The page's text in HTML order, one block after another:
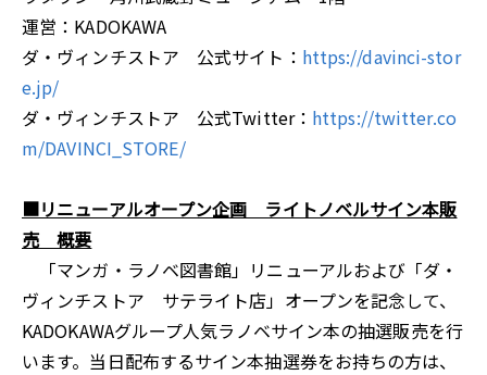
運営：KADOKAWA
ダ・ヴィンチストア 公式サイト： https://davinci-stor
e.jp/
ダ・ヴィンチストア 公式Twitter： https://twitter.co
m/DAVINCI_STORE/
■リニューアルオープン企画 ライトノベルサイン本販
売 概要
「マンガ・ラノベ図書館」リニューアルおよび「ダ・
ヴィンチストア サテライト店」オープンを記念して、
KADOKAWAグループ人気ラノベサイン本の抽選販売を行
います。当日配布するサイン本抽選券をお持ちの方は、